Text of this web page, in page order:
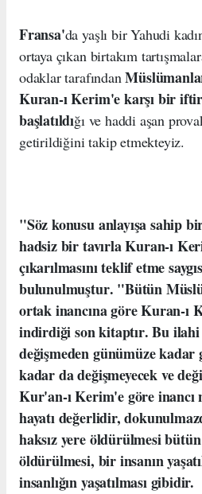
Fransa'da yaşlı bir Yahudi
ortaya çıkan birtakım
odaklar tarafından
Kuran-ı Kerim'e karşı bir
başlatıldığı ve haddi aşan
getirildiğini takip etmekteyiz.
"Söz konusu anlayışa sahip
hadsiz bir tavırla Kuran-ı
çıkarılmasını teklif etme
bulunulmuştur. "Bütün
ortak inancına göre Kuran-ı
indirdiği son kitaptır. Bu
değişmeden günümüze kadar
kadar da değişmeyecek ve
Kur'an-ı Kerim'e göre inancı
hayatı değerlidir,
haksız yere öldürülmesi
öldürülmesi, bir insanın
insanlığın yaşatılması gibidir.